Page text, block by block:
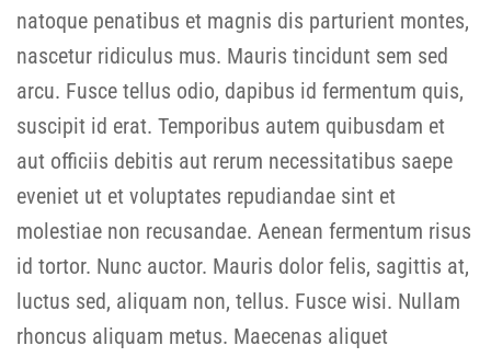
natoque penatibus et magnis dis parturient montes,
nascetur ridiculus mus. Mauris tincidunt sem sed
arcu. Fusce tellus odio, dapibus id fermentum quis,
suscipit id erat. Temporibus autem quibusdam et
aut officiis debitis aut rerum necessitatibus saepe
eveniet ut et voluptates repudiandae sint et
molestiae non recusandae. Aenean fermentum risus
id tortor. Nunc auctor. Mauris dolor felis, sagittis at,
luctus sed, aliquam non, tellus. Fusce wisi. Nullam
rhoncus aliquam metus. Maecenas aliquet